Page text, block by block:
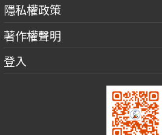
隱私權政策
著作權聲明
登入